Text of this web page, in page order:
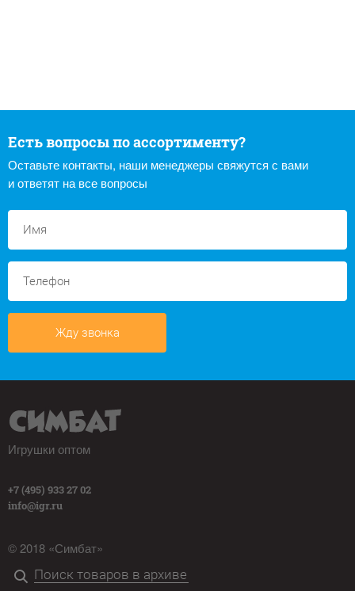
Есть вопросы по ассортименту?
Оставьте контакты, наши менеджеры свяжутся с вами
и ответят на все вопросы
Жду звонка
Игрушки оптом
+7 (495) 933 27 02
info@igr.ru
© 2018 «Симбат»